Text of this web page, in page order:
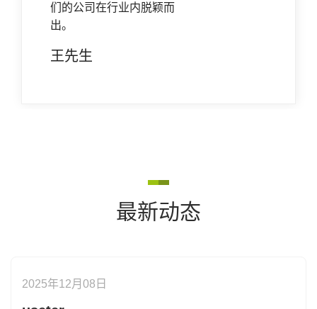
们的公司在行业内脱颖而
出。
王先生
最新动态
2025年12月08日